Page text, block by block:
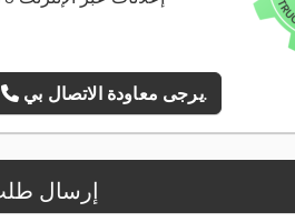
يرجى معاودة الاتصال بي.
إرسال